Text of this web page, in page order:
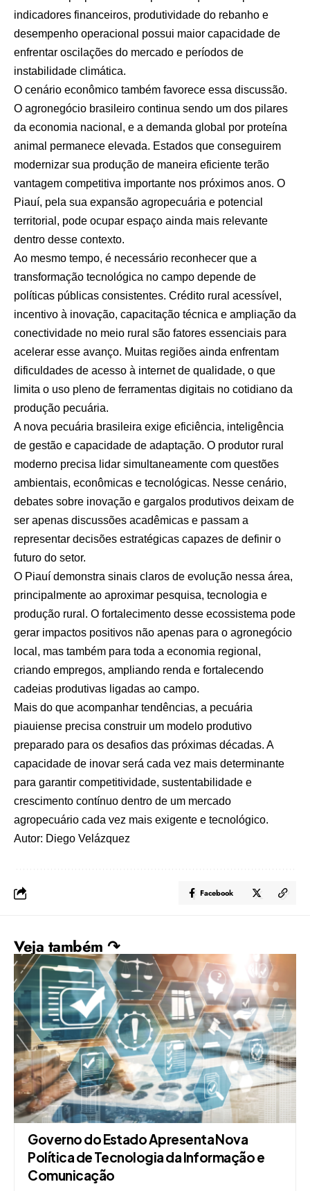
indicadores financeiros, produtividade do rebanho e
desempenho operacional possui maior capacidade de
enfrentar oscilações do mercado e períodos de
instabilidade climática.
O cenário econômico também favorece essa discussão.
O agronegócio brasileiro continua sendo um dos pilares
da economia nacional, e a demanda global por proteína
animal permanece elevada. Estados que conseguirem
modernizar sua produção de maneira eficiente terão
vantagem competitiva importante nos próximos anos. O
Piauí, pela sua expansão agropecuária e potencial
territorial, pode ocupar espaço ainda mais relevante
dentro desse contexto.
Ao mesmo tempo, é necessário reconhecer que a
transformação tecnológica no campo depende de
políticas públicas consistentes. Crédito rural acessível,
incentivo à inovação, capacitação técnica e ampliação da
conectividade no meio rural são fatores essenciais para
acelerar esse avanço. Muitas regiões ainda enfrentam
dificuldades de acesso à internet de qualidade, o que
limita o uso pleno de ferramentas digitais no cotidiano da
produção pecuária.
A nova pecuária brasileira exige eficiência, inteligência
de gestão e capacidade de adaptação. O produtor rural
moderno precisa lidar simultaneamente com questões
ambientais, econômicas e tecnológicas. Nesse cenário,
debates sobre inovação e gargalos produtivos deixam de
ser apenas discussões acadêmicas e passam a
representar decisões estratégicas capazes de definir o
futuro do setor.
O Piauí demonstra sinais claros de evolução nessa área,
principalmente ao aproximar pesquisa, tecnologia e
produção rural. O fortalecimento desse ecossistema pode
gerar impactos positivos não apenas para o agronegócio
local, mas também para toda a economia regional,
criando empregos, ampliando renda e fortalecendo
cadeias produtivas ligadas ao campo.
Mais do que acompanhar tendências, a pecuária
piauiense precisa construir um modelo produtivo
preparado para os desafios das próximas décadas. A
capacidade de inovar será cada vez mais determinante
para garantir competitividade, sustentabilidade e
crescimento contínuo dentro de um mercado
agropecuário cada vez mais exigente e tecnológico.
Autor: Diego Velázquez
Facebook
Veja também ↷
Governo do Estado Apresenta Nova
Política de Tecnologia da Informação e
Comunicação